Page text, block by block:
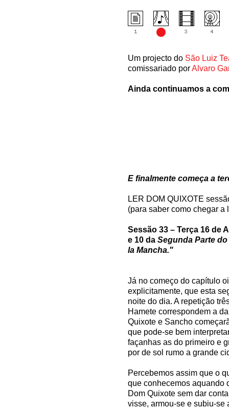
Um projecto do São Luiz
comissariado porAlvaro
Ainda continuamos a
E finalmente começa a
LER DOM QUIXOTE
(para saber como chegar
Sessão 33 – Terça 16 de
e 10 da Segunda Parte
la Mancha."
Já no começo do capítulo
explicitamente, que esta
noite do dia. A repetição
Hamete correspondem a
Quixote e Sancho
que pode-se bem
façanhas as do primeiro e
por de sol rumo a grande
Percebemos assim que o
que conhecemos aquando
Dom Quixote sem dar
visse, armou-se e subiu-se